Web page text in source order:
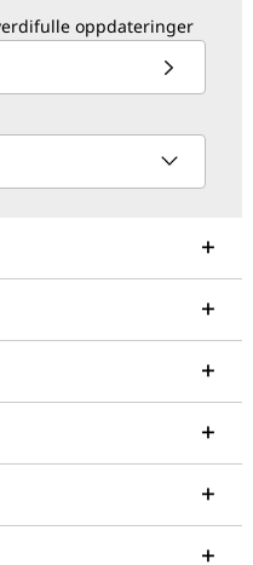
oppdateringer